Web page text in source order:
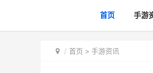
首页 手游
首页 > 手游资讯